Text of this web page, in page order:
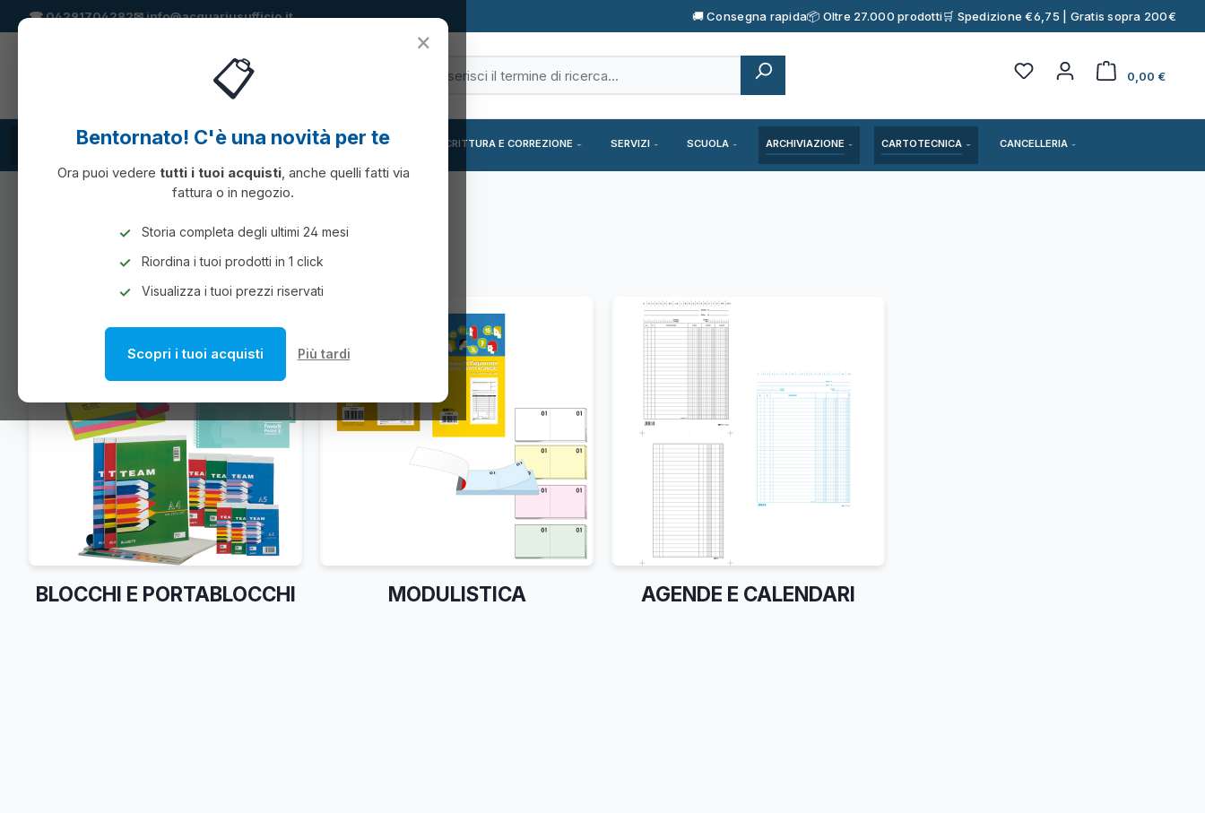
Passa alla navigazione principale
☎04291704282✉info@acquariusufficio.it 🚚 Consegna rapida📦 Oltre 27.000 prodotti🛒 Spedizione €6,75 | Gratis sopra 200€
Hai 0 articoli nella lista
0,00 €Il
TUTTE LE CATEGORIE Cartucce compatibili CONSUMABILI SCRITTURA E CORREZIONE SERVIZI SCUOLA ARCHIVIAZIONE CARTOTECNICA CANCELLERIA
CARTOTECNICA
BLOCCHI E PORTABLOCCHI MODULISTICA AGENDE E CALENDARI
×
📋
Bentornato! C'è una novità per te
Ora puoi vedere tutti i tuoi acquisti, anche quelli fatti via
fattura o in negozio.
Storia completa degli ultimi 24 mesi
Riordina i tuoi prodotti in 1 click
Visualizza i tuoi prezzi riservati
Scopri i tuoi acquisti Più tardi